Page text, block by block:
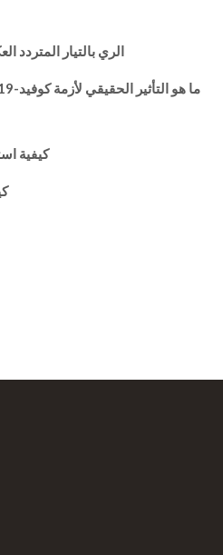
الري بالتيار المتردد
كيفية